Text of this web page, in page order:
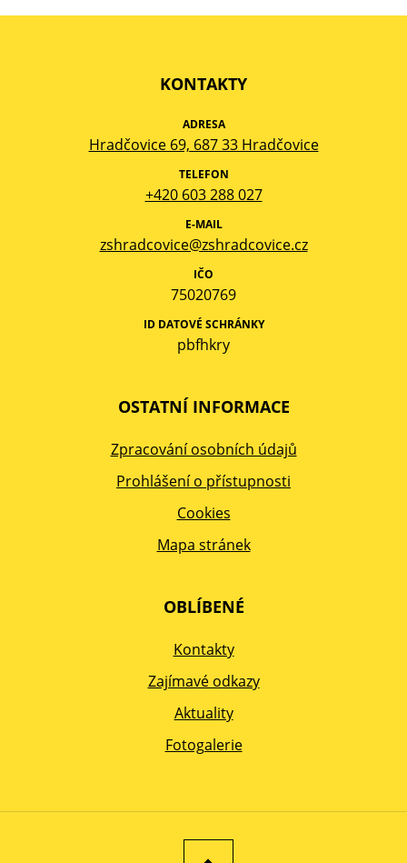
KONTAKTY
ADRESA
Hradčovice 69, 687 33 Hradčovice
TELEFON
+420 603 288 027
E-MAIL
zshradcovice@zshradcovice.cz
IČO
75020769
ID DATOVÉ SCHRÁNKY
pbfhkry
OSTATNÍ INFORMACE
Zpracování osobních údajů
Prohlášení o přístupnosti
Cookies
Mapa stránek
OBLÍBENÉ
Kontakty
Zajímavé odkazy
Aktuality
Fotogalerie